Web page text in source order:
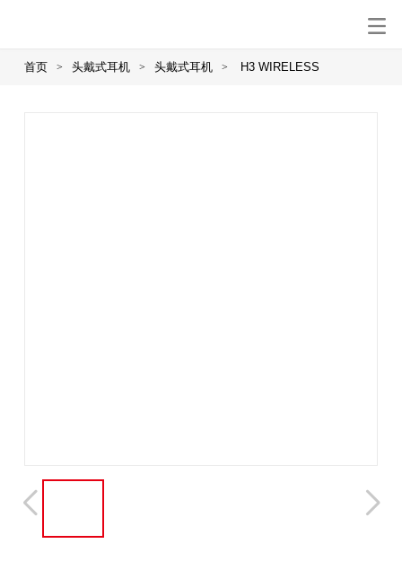
首页 > 头戴式耳机 > 头戴式耳机 > H3 WIRELESS